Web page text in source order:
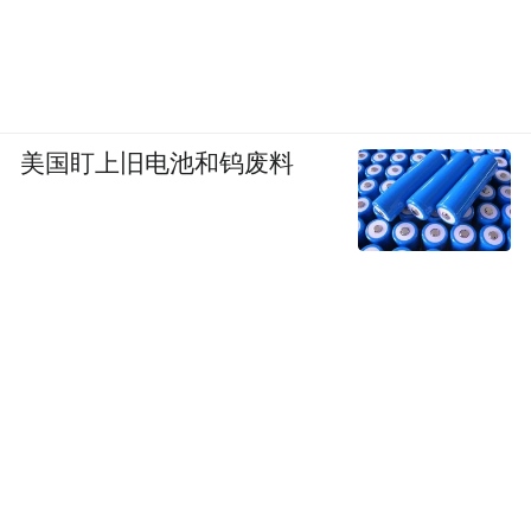
美国盯上旧电池和钨废料